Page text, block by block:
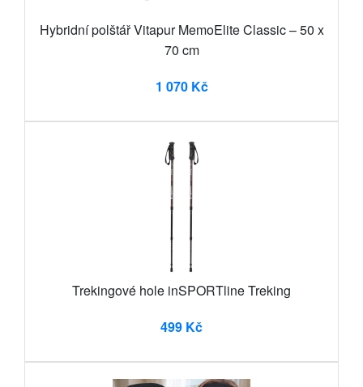
Hybridní polštář Vitapur MemoElite Classic – 50 x
70 cm
1 070 Kč
Trekingové hole inSPORTline Treking
499 Kč